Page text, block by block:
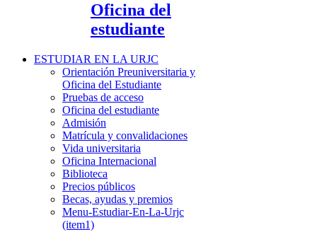
Oficina del
estudiante
ESTUDIAR EN LA URJC
Orientación Preuniversitaria y
Oficina del Estudiante
Pruebas de acceso
Oficina del estudiante
Admisión
Matrícula y convalidaciones
Vida universitaria
Oficina Internacional
Biblioteca
Precios públicos
Becas, ayudas y premios
Menu-Estudiar-En-La-Urjc
(item1)